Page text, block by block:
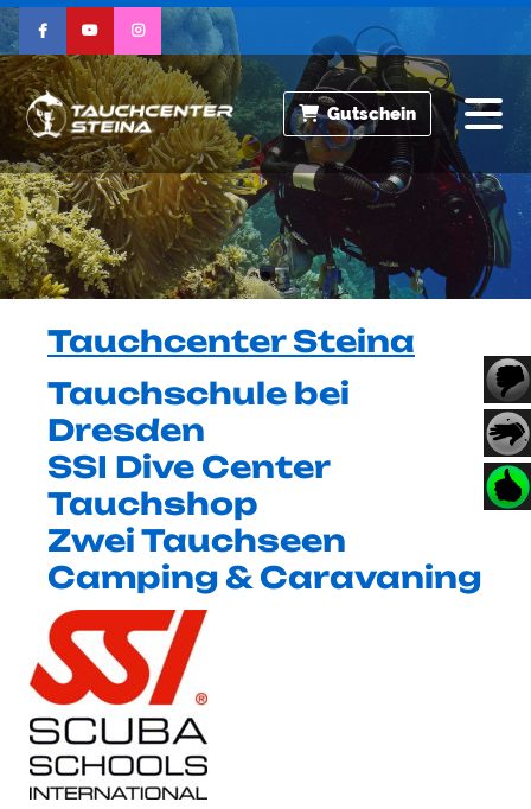
Gutschein
Tauchcenter Steina
Tauchschule bei
Dresden
SSI Dive Center
Tauchshop
Zwei Tauchseen
Camping & Caravaning